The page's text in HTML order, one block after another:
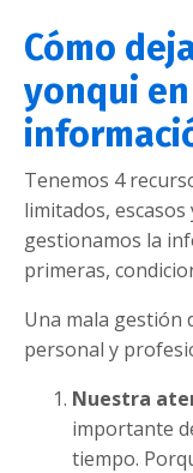
Cómo
yonqui
Tenemos 4
limitados,
gestionamos la
primeras,
Una mala gestión
personal y
Nuestra
importante
tiempo.